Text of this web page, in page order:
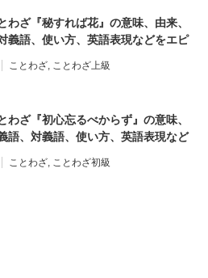
わざ『秘すれば花』の意味、由来、
義語、使い方、英語表現などをエピ
ことわざ, ことわざ上級
わざ『初心忘るべからず』の意味、
語、対義語、使い方、英語表現など
ことわざ, ことわざ初級